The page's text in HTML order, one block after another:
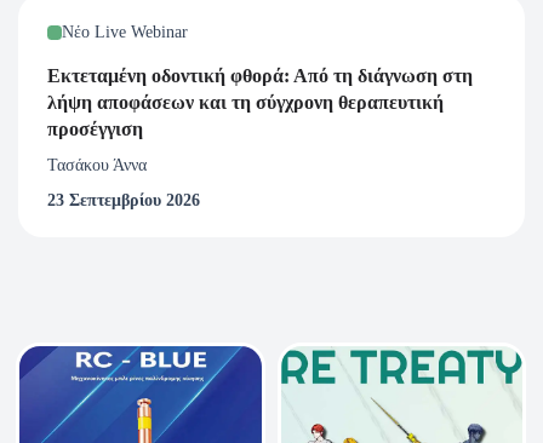
Νέο Live Webinar
Εκτεταμένη οδοντική φθορά: Από τη διάγνωση στη
λήψη αποφάσεων και τη σύγχρονη θεραπευτική
προσέγγιση
Τασάκου Άννα
23 Σεπτεμβρίου 2026